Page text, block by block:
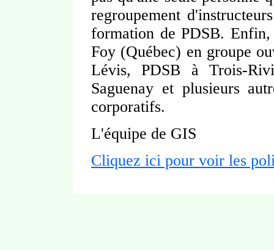
regroupement
formation de PDSB.
Foy (Québec) en groupe
Lévis, PDSB à Trois-
Saguenay et plusieurs
corporatifs.
L'équipe de GIS
Cliquez ici pour voir les